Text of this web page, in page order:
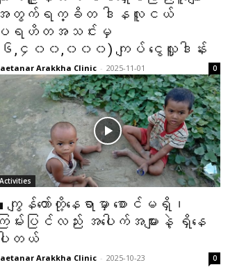
အတွက်ရက္ခိတ ဒါနလူငယ်
ပရဟိတအသင်းမှ
,၄၀၀,၀၀၀) ကျပ် ငွေလှူဒါန်း
Arakkha Clinic - 2025-11-01 0
Activities
ကျွန်တော်တို့နေရာမှာ စောင်မရှိ၊
ကြမ်းပြင်လည်း အပေါက်အများနဲ့ ရှိနေ
ါတယ်
Arakkha Clinic - 2025-10-23 0